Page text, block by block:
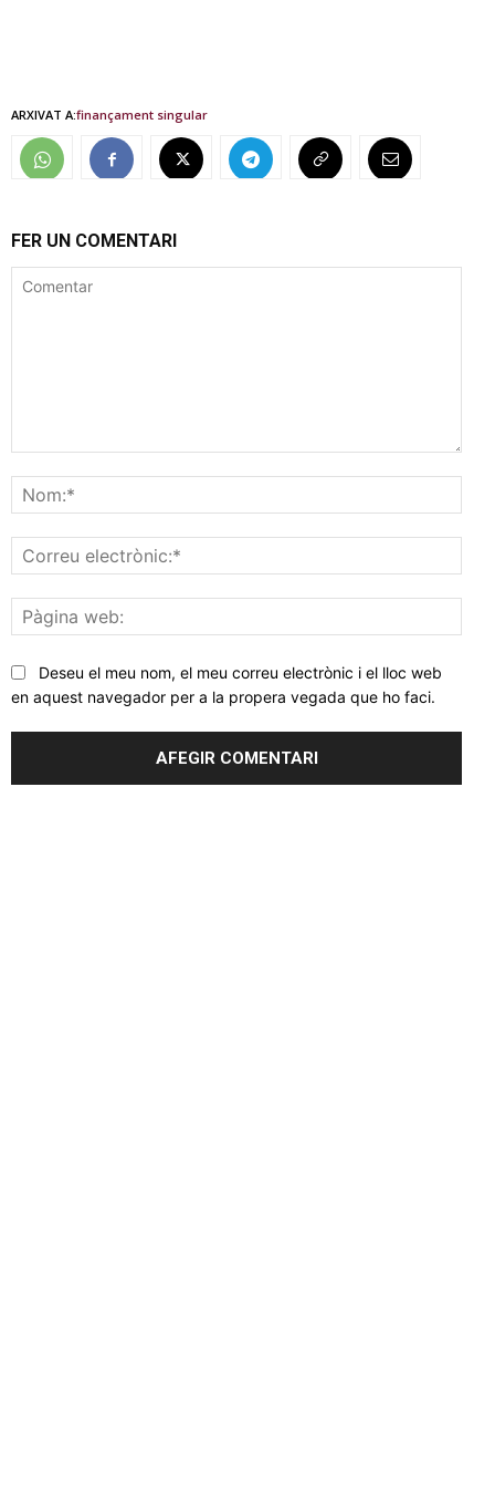
ARXIVAT A:finançament singular
FER UN COMENTARI
web:
Deseu el meu nom, el meu correu electrònic i el lloc web
en aquest navegador per a la propera vegada que ho faci.